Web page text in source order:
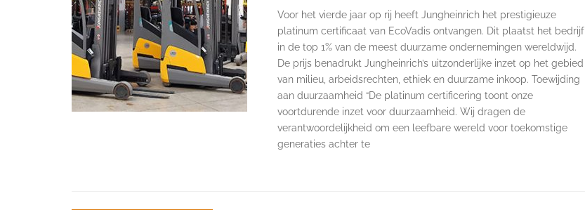
Voor het vierde jaar op rij heeft Jungheinrich het prestigieuze
platinum certificaat van EcoVadis ontvangen. Dit plaatst het bedrijf
in de top 1% van de meest duurzame ondernemingen wereldwijd.
De prijs benadrukt Jungheinrich’s uitzonderlijke inzet op het gebied
van milieu, arbeidsrechten, ethiek en duurzame inkoop. Toewijding
aan duurzaamheid “De platinum certificering toont onze
voortdurende inzet voor duurzaamheid. Wij dragen de
verantwoordelijkheid om een leefbare wereld voor toekomstige
generaties achter te